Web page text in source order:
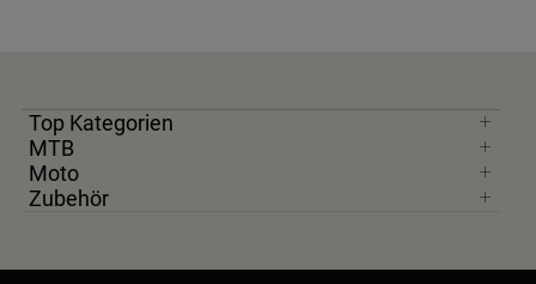
Top Kategorien
MTB
Moto
Zubehör